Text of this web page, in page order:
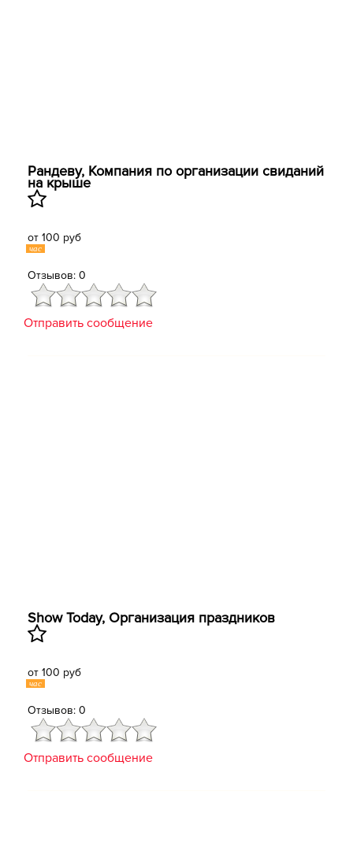
Рандеву, Компания по организации свиданий
на крыше
от 100 руб
час
Отзывов: 0
Отправить сообщение
Show Today, ​Организация праздников
от 100 руб
час
Отзывов: 0
Отправить сообщение